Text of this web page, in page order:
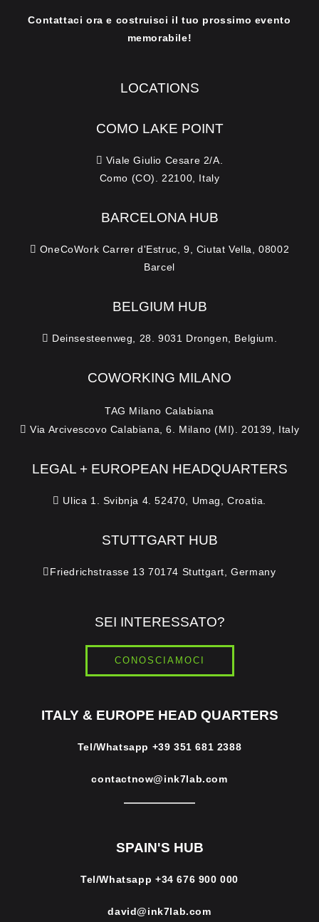
Contattaci ora e costruisci il tuo prossimo evento
memorabile!
LOCATIONS
COMO LAKE POINT
Viale Giulio Cesare 2/A.
Como (CO). 22100, Italy
BARCELONA HUB
OneCoWork Carrer d'Estruc, 9, Ciutat Vella, 08002
Barcel
BELGIUM HUB
Deinsesteenweg, 28. 9031 Drongen, Belgium.
COWORKING MILANO
TAG Milano Calabiana
Via Arcivescovo Calabiana, 6. Milano (MI). 20139, Italy
LEGAL + EUROPEAN HEADQUARTERS
Ulica 1. Svibnja 4. 52470, Umag, Croatia.
STUTTGART HUB
Friedrichstrasse 13 70174 Stuttgart, Germany
SEI INTERESSATO?
CONOSCIAMOCI
ITALY & EUROPE HEAD QUARTERS
Tel/Whatsapp +39 351 681 2388
contactnow@ink7lab.com
SPAIN'S HUB
Tel/Whatsapp +34 676 900 000
david@ink7lab.com